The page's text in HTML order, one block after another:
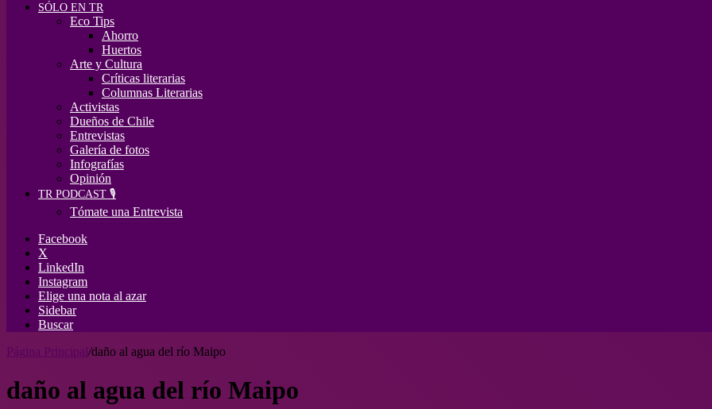
SÓLO EN TR
Eco Tips
Ahorro
Huertos
Arte y Cultura
Críticas literarias
Columnas Literarias
Activistas
Dueños de Chile
Entrevistas
Galería de fotos
Infografías
Opinión
TR PODCAST 🎙️
Tómate una Entrevista
Facebook
X
LinkedIn
Instagram
Elige una nota al azar
Sidebar
Buscar
Página Principal /daño al agua del río Maipo
daño al agua del río Maipo